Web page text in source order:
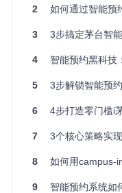
多账号管理中心
支持批量导入和管理
别适合家庭或团队使用
实时监控系统
直观的操作日志界面
目了然。关键节点会
2 如何通过智能预约系统
3 3步搞定茅台智能预
4 智能预约黑科技：i茅
5 3步解锁智能预
6 4步打造零门槛i茅台智
7 3个核心策略实
8 如何用campus-imaotai
9 智能预约系统如何解放